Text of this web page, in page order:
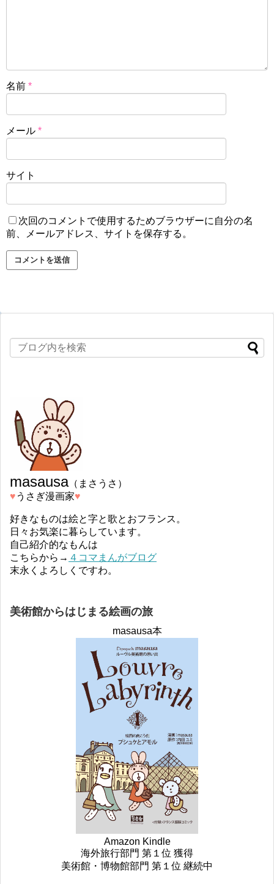
名前 *
メール *
サイト
次回のコメントで使用するためブラウザーに自分の名
前、メールアドレス、サイトを保存する。
masausa（まさうさ）
♥︎ うさぎ漫画家♥︎
好きなものは絵と字と歌とおフランス。
日々お気楽に暮らしています。
自己紹介的なもんは
こちらから→ ４コマまんがブログ
末永くよろしくですわ。
美術館からはじまる絵画の旅
masausa本
Amazon Kindle
海外旅行部門 第１位 獲得
美術館・博物館部門 第１位 継続中